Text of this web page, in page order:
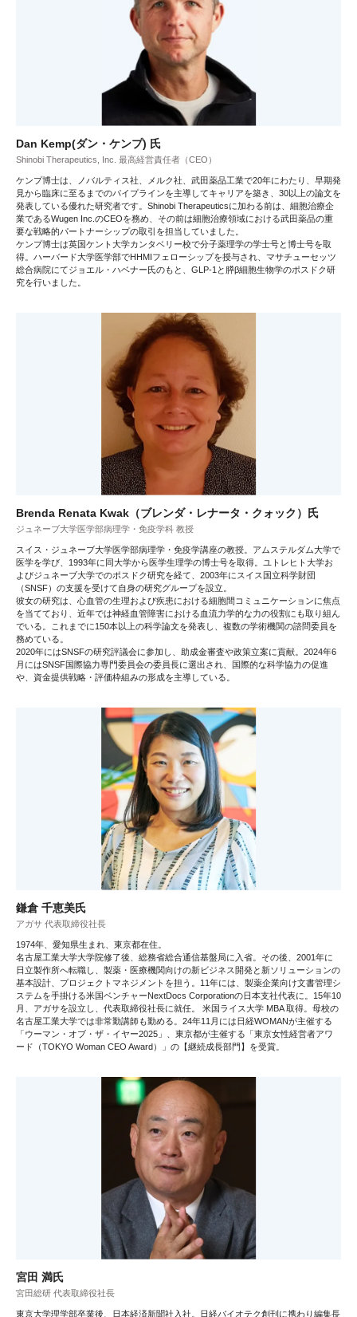
Dan Kemp(ダン・ケンプ) 氏
Shinobi Therapeutics, Inc. 最高経営責任者（CEO）
ケンプ博士は、ノバルティス社、メルク社、武田薬品工業で20年にわたり、早期発
見から臨床に至るまでのパイプラインを主導してキャリアを築き、30以上の論文を
発表している優れた研究者です。Shinobi Therapeuticsに加わる前は、細胞治療企
業であるWugen Inc.のCEOを務め、その前は細胞治療領域における武田薬品の重
要な戦略的パートナーシップの取引を担当していました。
ケンプ博士は英国ケント大学カンタベリー校で分子薬理学の学士号と博士号を取
得。ハーバード大学医学部でHHMIフェローシップを授与され、マサチューセッツ
総合病院にてジョエル・ハベナー氏のもと、GLP-1と膵β細胞生物学のポスドク研
究を行いました。
Brenda Renata Kwak（ブレンダ・レナータ・クォック）氏
ジュネーブ大学医学部病理学・免疫学科 教授
スイス・ジュネーブ大学医学部病理学・免疫学講座の教授。アムステルダム大学で
医学を学び、1993年に同大学から医学生理学の博士号を取得。ユトレヒト大学お
よびジュネーブ大学でのポスドク研究を経て、2003年にスイス国立科学財団
（SNSF）の支援を受けて自身の研究グループを設立。
彼女の研究は、心血管の生理および疾患における細胞間コミュニケーションに焦点
を当てており、近年では神経血管障害における血流力学的な力の役割にも取り組ん
でいる。これまでに150本以上の科学論文を発表し、複数の学術機関の諮問委員を
務めている。
2020年にはSNSFの研究評議会に参加し、助成金審査や政策立案に貢献。2024年6
月にはSNSF国際協力専門委員会の委員長に選出され、国際的な科学協力の促進
や、資金提供戦略・評価枠組みの形成を主導している。
鎌倉 千恵美氏
アガサ 代表取締役社長
1974年、愛知県生まれ、東京都在住。
名古屋工業大学大学院修了後、総務省総合通信基盤局に入省。その後、2001年に
日立製作所へ転職し、製薬・医療機関向けの新ビジネス開発と新ソリューションの
基本設計、プロジェクトマネジメントを担う。11年には、製薬企業向け文書管理シ
ステムを手掛ける米国ベンチャーNextDocs Corporationの日本支社代表に。15年10
月、アガサを設立し、代表取締役社長に就任。 米国ライス大学 MBA 取得。母校の
名古屋工業大学では非常勤講師も勤める。24年11月には日経WOMANが主催する
「ウーマン・オブ・ザ・イヤー2025」、東京都が主催する「東京女性経営者アワ
ード（TOKYO Woman CEO Award）」の【継続成長部門】を受賞。
宮田 満氏
宮田総研 代表取締役社長
東京大学理学部卒業後、日本経済新聞社入社。日経バイオテク創刊に携わり編集長